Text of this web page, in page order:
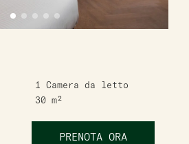
1
Camera da letto
30 m²
PRENOTA ORA